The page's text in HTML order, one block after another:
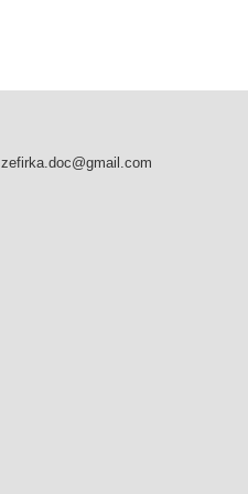
zefirka.doc@gmail.com